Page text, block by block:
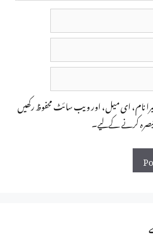
نام، ای میل، اور ویب سائٹ محفوظ رکھیں
کرنے کےلیے۔